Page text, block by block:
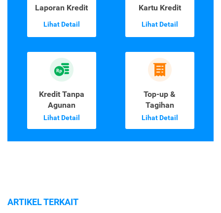
Laporan Kredit
Lihat Detail
Kartu Kredit
Lihat Detail
Kredit Tanpa
Agunan
Lihat Detail
Top-up &
Tagihan
Lihat Detail
ARTIKEL TERKAIT